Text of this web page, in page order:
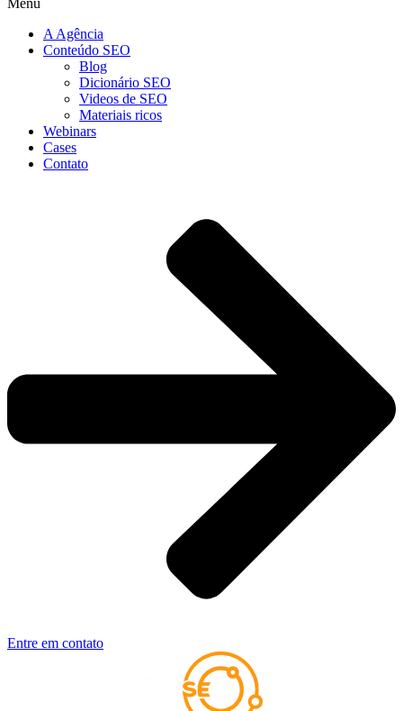
Menu
A Agência
Conteúdo SEO
Blog
Dicionário SEO
Videos de SEO
Materiais ricos
Webinars
Cases
Contato
Entre em contato